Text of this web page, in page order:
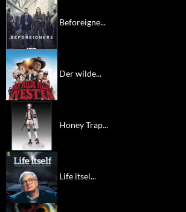
Beforeigne...
Der wilde...
Honey Trap...
Life itsel...